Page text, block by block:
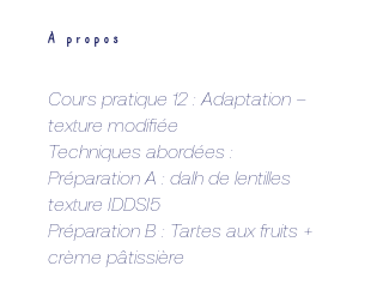
À propos
Cours pratique 12 : Adaptation –
texture modifiée
Techniques abordées :
Préparation A : dalh de lentilles
texture IDDSI5
Préparation B : Tartes aux fruits +
crème pâtissière